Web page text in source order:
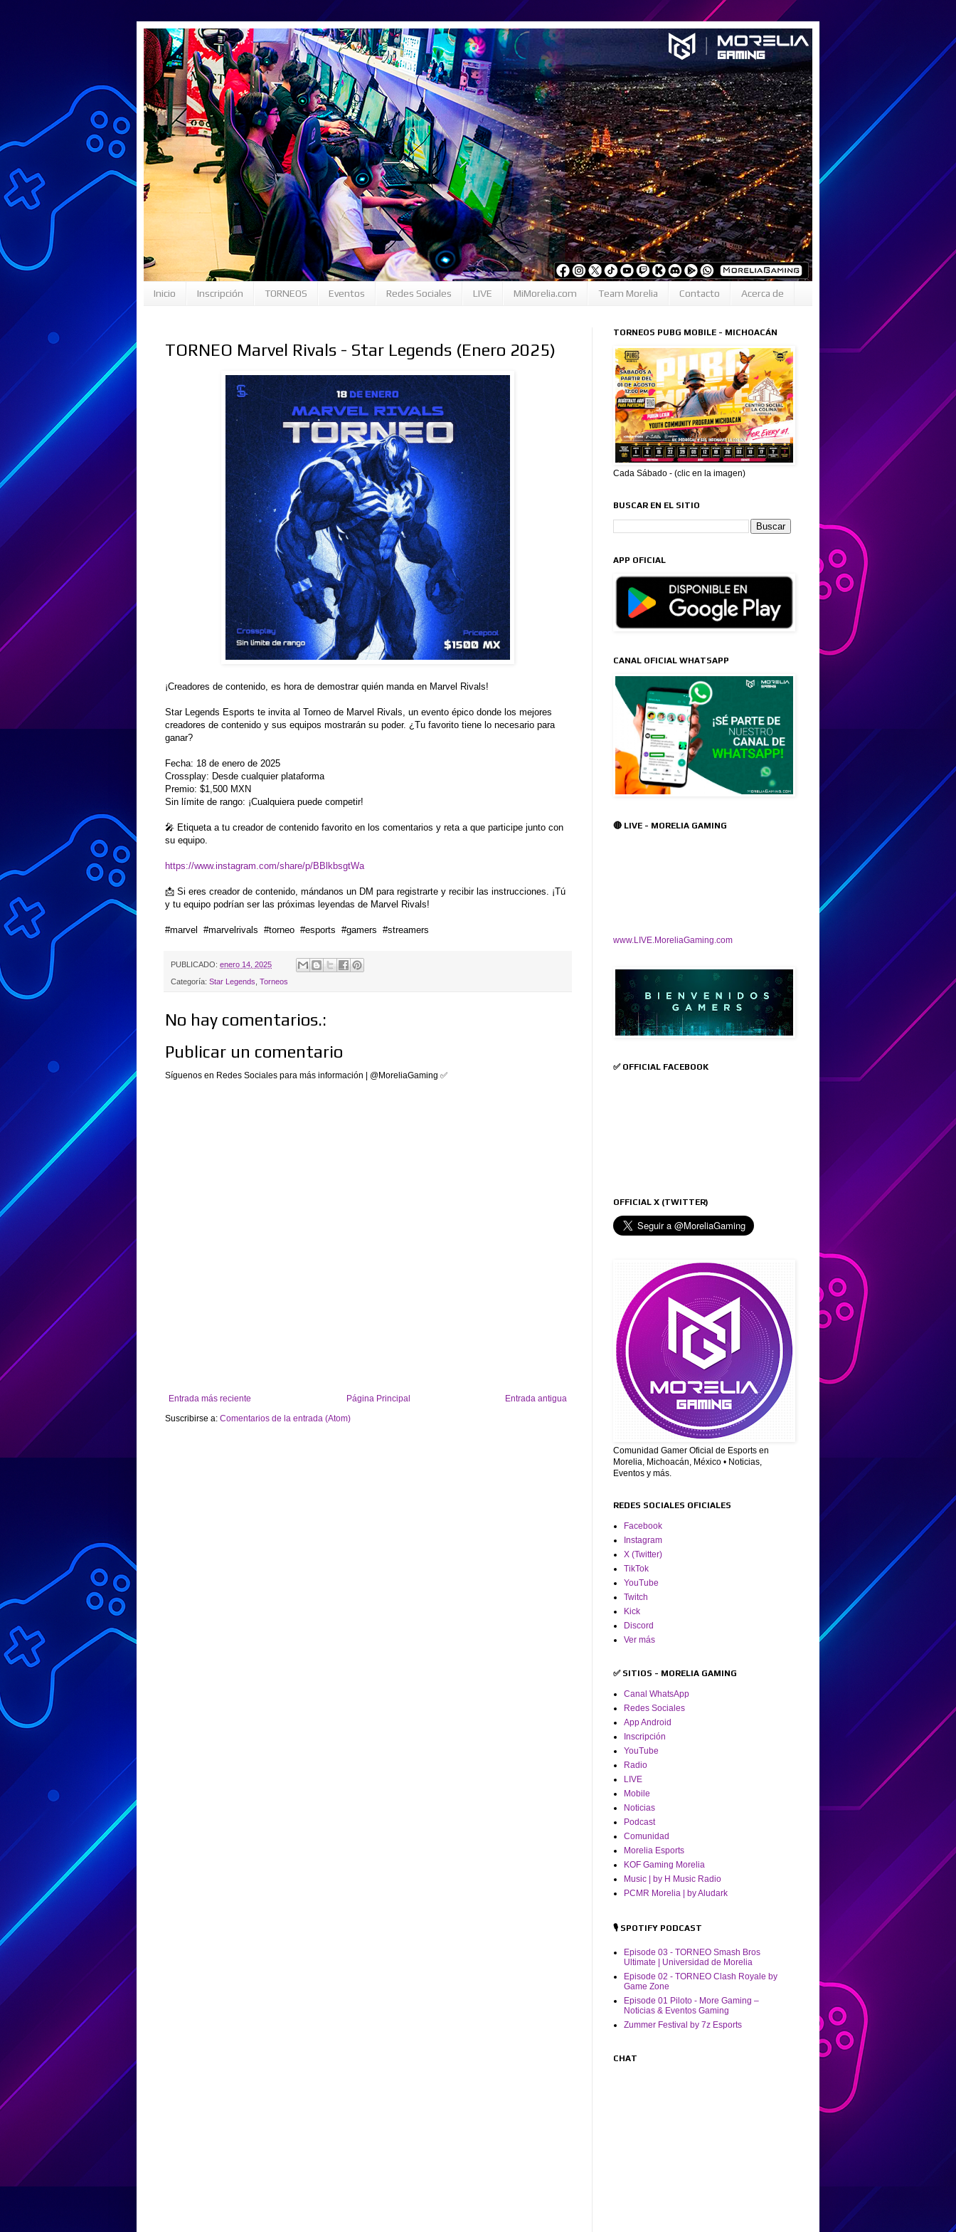
Inicio Inscripción TORNEOS Eventos Redes Sociales LIVE MiMorelia.com Team Morelia Contacto Acerca de
TORNEO Marvel Rivals - Star Legends (Enero 2025)
¡Creadores de contenido, es hora de demostrar quién manda en Marvel Rivals!
Star Legends Esports te invita al Torneo de Marvel Rivals, un evento épico donde los mejores
creadores de contenido y sus equipos mostrarán su poder. ¿Tu favorito tiene lo necesario para
ganar?
Fecha: 18 de enero de 2025
Crossplay: Desde cualquier plataforma
Premio: $1,500 MXN
Sin límite de rango: ¡Cualquiera puede competir!
🎤 Etiqueta a tu creador de contenido favorito en los comentarios y reta a que participe junto con
su equipo.
https://www.instagram.com/share/p/BBlkbsgtWa
📩 Si eres creador de contenido, mándanos un DM para registrarte y recibir las instrucciones. ¡Tú
y tu equipo podrían ser las próximas leyendas de Marvel Rivals!
#marvel #marvelrivals #torneo #esports #gamers #streamers
PUBLICADO: enero 14, 2025
Categoría: Star Legends Torneos
No hay comentarios.:
Publicar un comentario
Síguenos en Redes Sociales para más información | @MoreliaGaming ✅
Entrada más reciente Entrada antigua
Página Principal
Suscribirse a: Comentarios de la entrada (Atom)
TORNEOS PUBG MOBILE - MICHOACÁN
Cada Sábado - (clic en la imagen)
BUSCAR EN EL SITIO
APP OFICIAL
CANAL OFICIAL WHATSAPP
🔴 LIVE - MORELIA GAMING
www.LIVE.MoreliaGaming.com
✅ OFFICIAL FACEBOOK
OFFICIAL X (TWITTER)
Comunidad Gamer Oficial de Esports en
Morelia, Michoacán, México • Noticias,
Eventos y más.
REDES SOCIALES OFICIALES
Facebook
Instagram
X (Twitter)
TikTok
YouTube
Twitch
Kick
Discord
Ver más
✅ SITIOS - MORELIA GAMING
Canal WhatsApp
Redes Sociales
App Android
Inscripción
YouTube
Radio
LIVE
Mobile
Noticias
Podcast
Comunidad
Morelia Esports
KOF Gaming Morelia
Music | by H Music Radio
PCMR Morelia | by Aludark
🎙️ SPOTIFY PODCAST
Episode 03 - TORNEO Smash Bros
Ultimate | Universidad de Morelia
Episode 02 - TORNEO Clash Royale by
Game Zone
Episode 01 Piloto - More Gaming –
Noticias & Eventos Gaming
Zummer Festival by ‪7z Esports
CHAT